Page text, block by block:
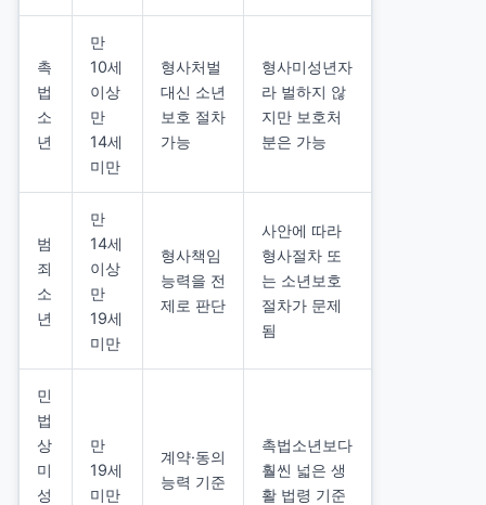
촉
법
소
년
만
10세
이상
만
14세
미만
형사처벌
대신 소년
보호 절차
가능
형사미성년자
라 벌하지 않
지만 보호처
분은 가능
범
죄
소
년
만
14세
이상
만
19세
미만
형사책임
능력을 전
제로 판단
사안에 따라
형사절차 또
는 소년보호
절차가 문제
됨
민
법
상
미
성
만
19세
미만
계약·동의
능력 기준
촉법소년보다
훨씬 넓은 생
활 법령 기준